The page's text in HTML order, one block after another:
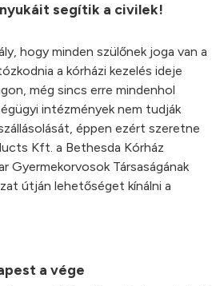
segítik a civilek!
hogy minden szülőnek joga van a
a kórházi kezelés ideje
még sincs erre mindenhol
intézmények nem tudják
éppen ezért szeretne
Kft. a Bethesda Kórház
Gyermekorvosok Társaságának
útján lehetőséget kínálni a
a vége